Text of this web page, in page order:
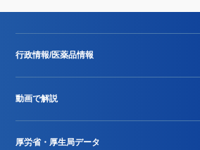
行政情報/医薬品情報
Stu-GEレポート
動画で解説
厚労省・厚生局データ